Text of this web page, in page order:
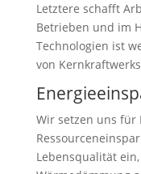
Letztere schafft
Betrieben und im
Technologien ist
von
Wir setzen uns für
Lebensqualität